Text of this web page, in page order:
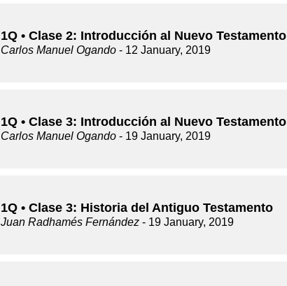
1Q • Clase 2: Introducción al Nuevo Testamento
Carlos Manuel Ogando - 12 January, 2019
1Q • Clase 3: Introducción al Nuevo Testamento
Carlos Manuel Ogando - 19 January, 2019
1Q • Clase 3: Historia del Antiguo Testamento
Juan Radhamés Fernández - 19 January, 2019